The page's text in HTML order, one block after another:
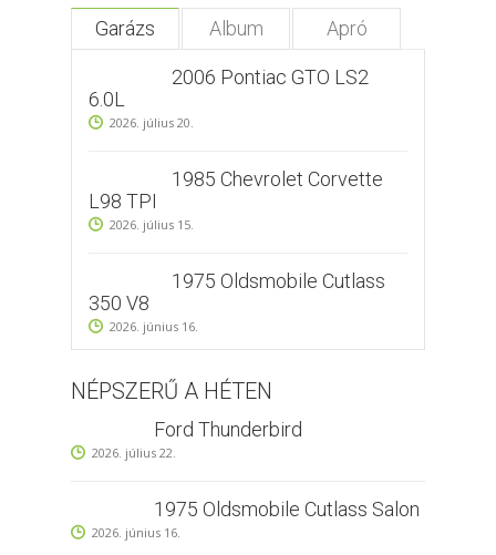
Garázs Album Apró
2006 Pontiac GTO LS2
6.0L
2026. július 20.
1985 Chevrolet Corvette
L98 TPI
2026. július 15.
1975 Oldsmobile Cutlass
350 V8
2026. június 16.
NÉPSZERŰ A HÉTEN
Ford Thunderbird
2026. július 22.
1975 Oldsmobile Cutlass Salon
2026. június 16.